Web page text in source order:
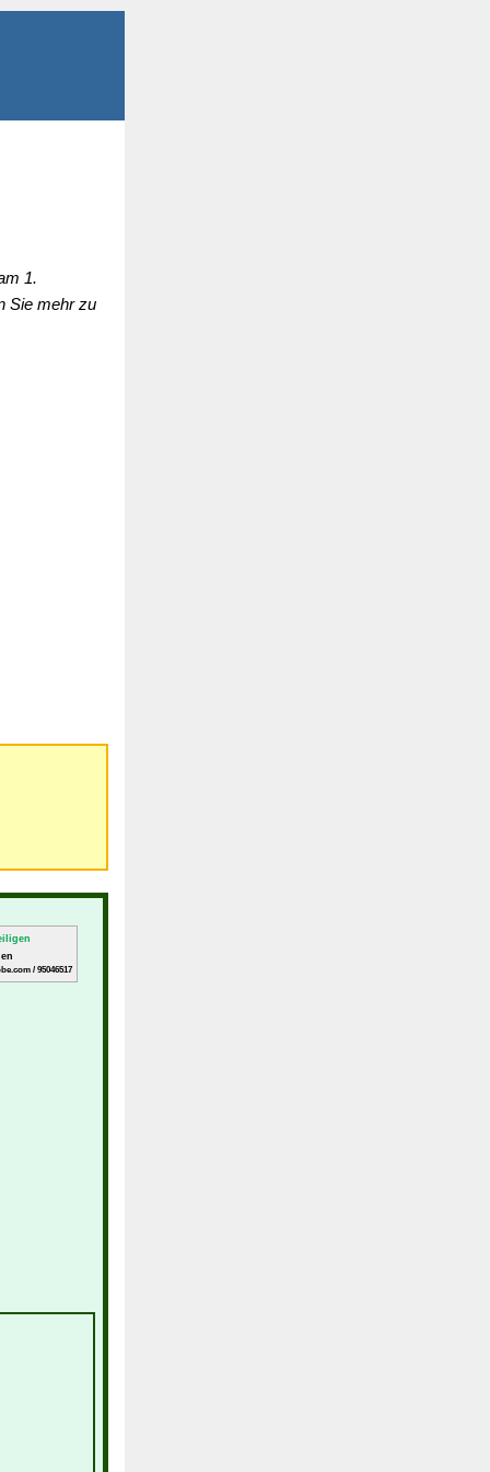
1.
Sie mehr zu
/ 95046517